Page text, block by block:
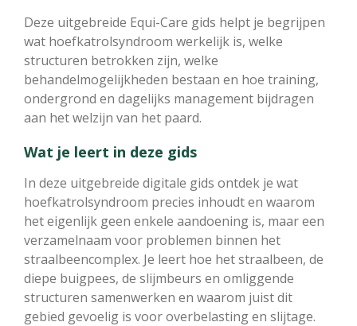
Deze uitgebreide Equi-Care gids helpt je begrijpen
wat hoefkatrolsyndroom werkelijk is, welke
structuren betrokken zijn, welke
behandelmogelijkheden bestaan en hoe training,
ondergrond en dagelijks management bijdragen
aan het welzijn van het paard.
Wat je leert in deze gids
In deze uitgebreide digitale gids ontdek je wat
hoefkatrolsyndroom precies inhoudt en waarom
het eigenlijk geen enkele aandoening is, maar een
verzamelnaam voor problemen binnen het
straalbeencomplex. Je leert hoe het straalbeen, de
diepe buigpees, de slijmbeurs en omliggende
structuren samenwerken en waarom juist dit
gebied gevoelig is voor overbelasting en slijtage.